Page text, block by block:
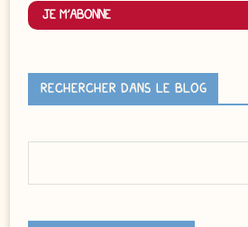
JE M'ABONNE
RECHERCHER DANS LE BLOG